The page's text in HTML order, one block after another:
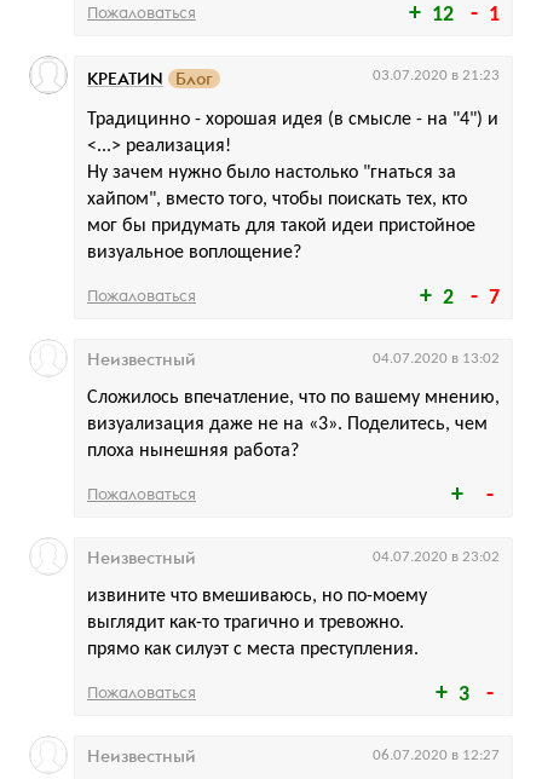
12 1
Пожаловаться
2 7
Традицинно - хорошая идея (в смысле - на "4") и
<...> реализация!
Ну зачем нужно было настолько "гнаться за
хайпом", вместо того, чтобы поискать тех, кто
мог бы придумать для такой идеи пристойное
визуальное воплощение?
КРЕАТИN Блог 03.07.2020 в 21:23
Пожаловаться
Сложилось впечатление, что по вашему мнению,
визуализация даже не на «3». Поделитесь, чем
плоха нынешняя работа?
Неизвестный 04.07.2020 в 13:02
Пожаловаться
3
извините что вмешиваюсь, но по-моему
выглядит как-то трагично и тревожно.
прямо как силуэт с места преступления.
Неизвестный 04.07.2020 в 23:02
Пожаловаться
Неизвестный 06.07.2020 в 12:27